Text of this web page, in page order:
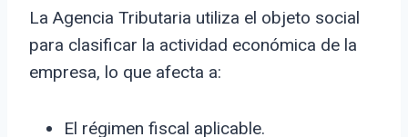
La Agencia Tributaria utiliza el objeto social
para clasificar la actividad económica de la
empresa, lo que afecta a:
El régimen fiscal aplicable.